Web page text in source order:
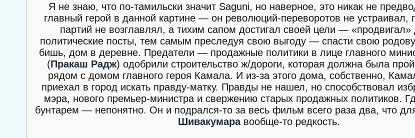
Я не знаю, что по-тамильски значит Saguni, но наверное, это никак не
главный герой в данной картине — он революций-переворотов не устраивал,
партий не возглавлял, а тихим сапом достигал своей цели — «продвигал»
политические посты, тем самым преследуя свою выгоду — спасти свою
бишь, дом в деревне. Предатели — продажные политики в лице главного
(Пракаш Радж) одобрили строительство ж/дороги, которая должна была
рядом с домом главного героя Камала. И из-за этого дома, собственно,
приехал в город искать правду-матку. Правды не нашел, но способствовал
мэра, нового премьер-министра и свержению старых продажных политиков.
бунтарем — непонятно. Он и подрался-то за весь фильм всего раза два, что
Шивакумаравообще-то редкость.